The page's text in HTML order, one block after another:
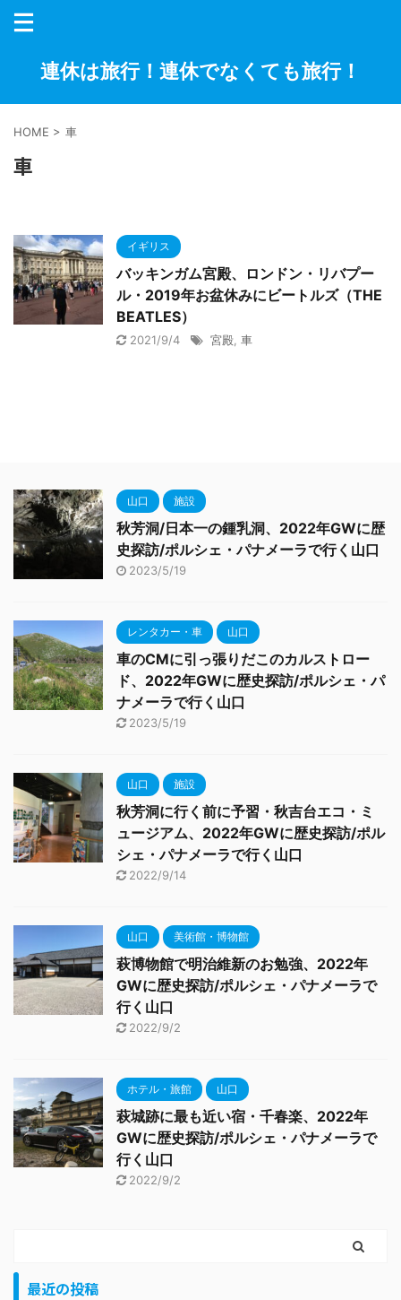
連休は旅行！連休でなくても旅行！
HOME > 車
車
イギリス
バッキンガム宮殿、ロンドン・リバプー
ル・2019年お盆休みにビートルズ（THE
BEATLES）
2021/9/4 宮殿 車
山口 施設
秋芳洞/日本一の鍾乳洞、2022年GWに歴
史探訪/ポルシェ・パナメーラで行く山口
2023/5/19
レンタカー・車 山口
車のCMに引っ張りだこのカルストロー
ド、2022年GWに歴史探訪/ポルシェ・パ
ナメーラで行く山口
2023/5/19
山口 施設
秋芳洞に行く前に予習・秋吉台エコ・ミ
ュージアム、2022年GWに歴史探訪/ポル
シェ・パナメーラで行く山口
2022/9/14
山口 美術館・博物館
萩博物館で明治維新のお勉強、2022年
GWに歴史探訪/ポルシェ・パナメーラで
行く山口
2022/9/2
ホテル・旅館 山口
萩城跡に最も近い宿・千春楽、2022年
GWに歴史探訪/ポルシェ・パナメーラで
行く山口
2022/9/2
最近の投稿